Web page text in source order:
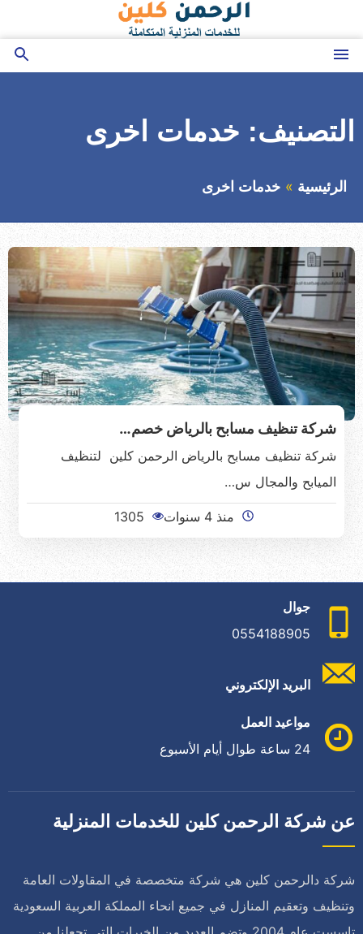
إلى
القائمة
بحث
التصنيف: خدمات اخرى
الرئيسية خدمات اخرى
شركة تنظيف مسابح بالرياض خصم…
شركة تنظيف مسابح بالرياض الرحمن كلين لتنظيف
الميابح والمجال س…
منذ 4 سنوات 1305
جوال
0554188905
البريد الإلكتروني
مواعيد العمل
24 ساعة طوال أيام الأسبوع
عن شركة الرحمن كلين للخدمات المنزلية
شركة دالرحمن كلين هي شركة متخصصة في المقاولات العامة
وتنظيف وتعقيم المنازل في جميع انحاء المملكة العربية السعودية